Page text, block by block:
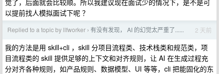
觉了，后面就会比较顺。所以我建议现在面试少的情况下，是不是可
以提前找人模拟面试下呢 ？
Replied to a topic by llfworker › 有没有发现， AI 的幻觉太严重了...... 2 天前
我的方法是用 skill+cli ，skill 分项目流程类、技术栈类和规范类，项
目流程类的 skill 提供足够的上下文和对齐规则，让 AI 在生成过程充
分对齐各种规则，如产品规则、数据模型、UI 等等，cli 把能固化的东